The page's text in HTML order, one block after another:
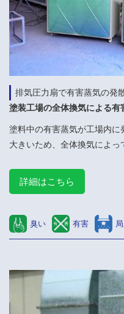
排気圧力扇で有害蒸気の発
塗装工場の全体換気による有
塗料中の有害蒸気が工場内に
大きいため、全体換気によっ
詳細はこちら
臭い 有害